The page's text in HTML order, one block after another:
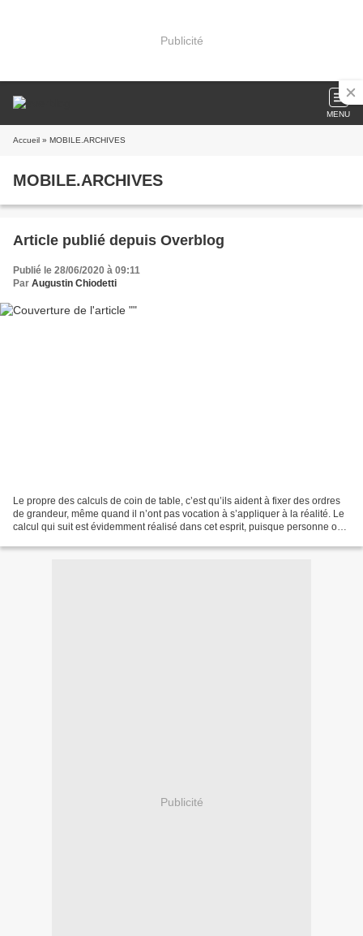
Publicité
MENU
Accueil » MOBILE.ARCHIVES
MOBILE.ARCHIVES
Article publié depuis Overblog
Publié le 28/06/2020 à 09:11
Par Augustin Chiodetti
Le propre des calculs de coin de table, c’est qu’ils aident à fixer des ordres
de grandeur, même quand il n’ont pas vocation à s’appliquer à la réalité. Le
calcul qui suit est évidemment réalisé dans cet esprit, puisque personne ou
Publicité